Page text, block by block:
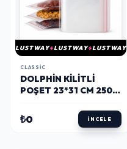
LUSTWAY LUSTWAY LUSTWAY
CLASSIC
DOLPHIN KILITLI
POŞET 23*31 CM 250
₺0 İNCELE